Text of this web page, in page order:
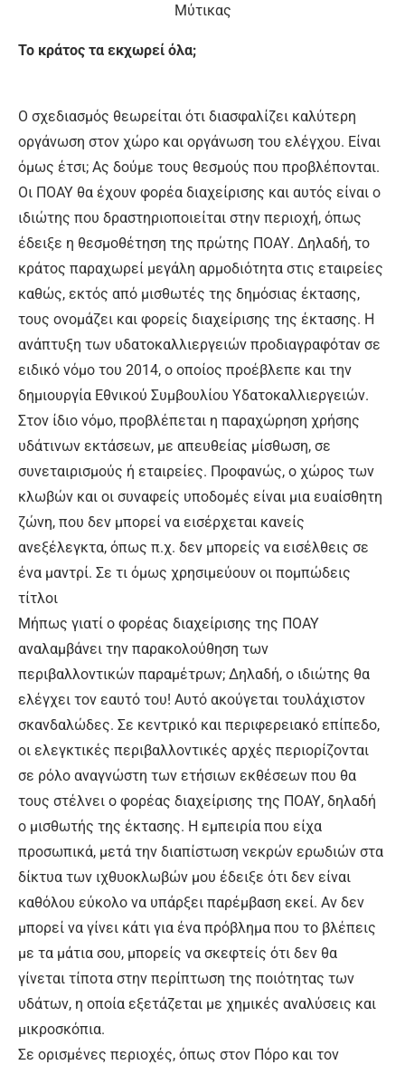
Μύτικας
Το κράτος τα εκχωρεί όλα;
Ο σχεδιασμός θεωρείται ότι διασφαλίζει καλύτερη
οργάνωση στον χώρο και οργάνωση του ελέγχου. Είναι
όμως έτσι; Ας δούμε τους θεσμούς που προβλέπονται.
Οι ΠΟΑΥ θα έχουν φορέα διαχείρισης και αυτός είναι ο
ιδιώτης που δραστηριοποιείται στην περιοχή, όπως
έδειξε η θεσμοθέτηση της πρώτης ΠΟΑΥ. Δηλαδή, το
κράτος παραχωρεί μεγάλη αρμοδιότητα στις εταιρείες
καθώς, εκτός από μισθωτές της δημόσιας έκτασης,
τους ονομάζει και φορείς διαχείρισης της έκτασης. Η
ανάπτυξη των υδατοκαλλιεργειών προδιαγραφόταν σε
ειδικό νόμο του 2014, ο οποίος προέβλεπε και την
δημιουργία Εθνικού Συμβουλίου Υδατοκαλλιεργειών.
Στον ίδιο νόμο, προβλέπεται η παραχώρηση χρήσης
υδάτινων εκτάσεων, με απευθείας μίσθωση, σε
συνεταιρισμούς ή εταιρείες. Προφανώς, ο χώρος των
κλωβών και οι συναφείς υποδομές είναι μια ευαίσθητη
ζώνη, που δεν μπορεί να εισέρχεται κανείς
ανεξέλεγκτα, όπως π.χ. δεν μπορείς να εισέλθεις σε
ένα μαντρί. Σε τι όμως χρησιμεύουν οι πομπώδεις
τίτλοι
Μήπως γιατί ο φορέας διαχείρισης της ΠΟΑΥ
αναλαμβάνει την παρακολούθηση των
περιβαλλοντικών παραμέτρων; Δηλαδή, ο ιδιώτης θα
ελέγχει τον εαυτό του! Αυτό ακούγεται τουλάχιστον
σκανδαλώδες. Σε κεντρικό και περιφερειακό επίπεδο,
οι ελεγκτικές περιβαλλοντικές αρχές περιορίζονται
σε ρόλο αναγνώστη των ετήσιων εκθέσεων που θα
τους στέλνει ο φορέας διαχείρισης της ΠΟΑΥ, δηλαδή
ο μισθωτής της έκτασης. Η εμπειρία που είχα
προσωπικά, μετά την διαπίστωση νεκρών ερωδιών στα
δίκτυα των ιχθυοκλωβών μου έδειξε ότι δεν είναι
καθόλου εύκολο να υπάρξει παρέμβαση εκεί. Αν δεν
μπορεί να γίνει κάτι για ένα πρόβλημα που το βλέπεις
με τα μάτια σου, μπορείς να σκεφτείς ότι δεν θα
γίνεται τίποτα στην περίπτωση της ποιότητας των
υδάτων, η οποία εξετάζεται με χημικές αναλύσεις και
μικροσκόπια.
Σε ορισμένες περιοχές, όπως στον Πόρο και τον